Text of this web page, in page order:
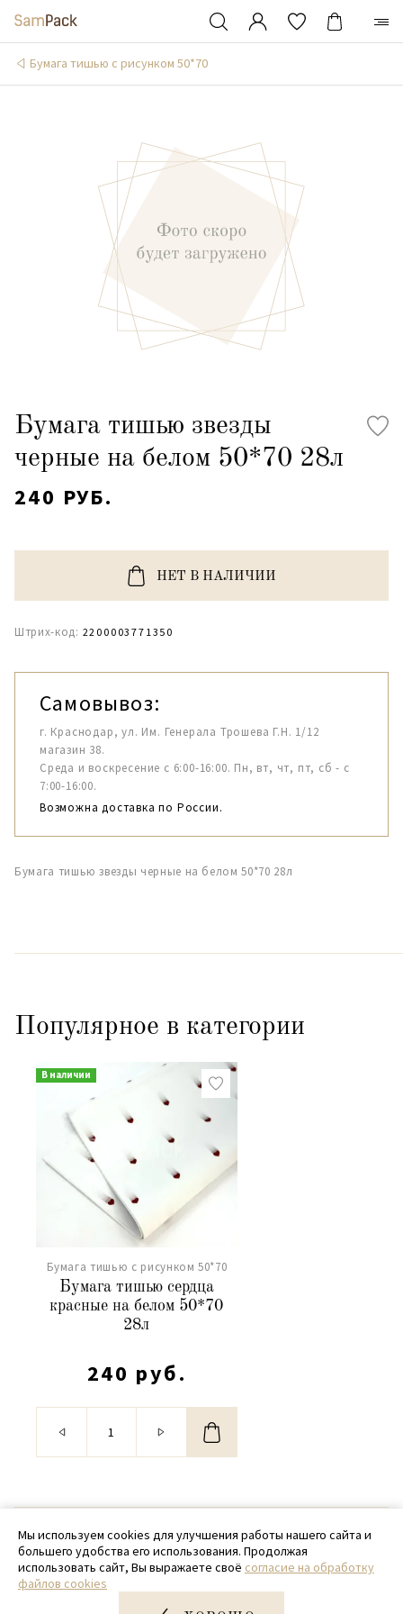
Бумага тишью с рисунком 50*70
Бумага тишью звезды
черные на белом 50*70 28л
240 РУБ.
НЕТ В НАЛИЧИИ
Штрих-код: 2200003771350
Самовывоз:
г. Краснодар, ул. Им. Генерала Трошева Г.Н. 1/12
магазин 38.
Среда и воскресение с 6:00-16:00. Пн, вт, чт, пт, сб - с
7:00-16:00.
Возможна доставка по России.
Бумага тишью звезды черные на белом 50*70 28л
Популярное в категории
В наличии
Бумага тишью с рисунком 50*70
Бумага тишью сердца
красные на белом 50*70
28л
240 руб.
© 2020 - 2026 SamPack
+ 7 (918) 699-97-87
zakaz@sampack.store
Мы используем cookies для улучшения работы нашего сайта и
большего удобства его использования. Продолжая
использовать сайт, Вы выражаете своё согласие на обработку
файлов cookies